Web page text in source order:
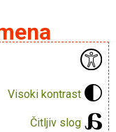
Visoki kontrast
Čitljiv slog